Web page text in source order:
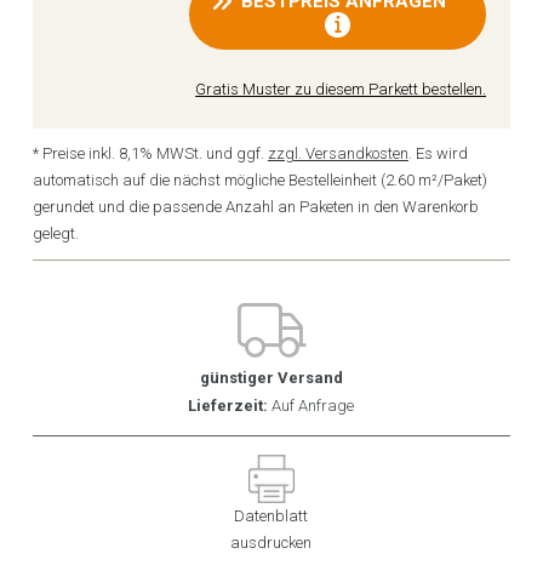
Gratis Muster zu diesem Parkett bestellen.
* Preise inkl. 8,1% MWSt. und ggf. zzgl. Versandkosten. Es wird
automatisch auf die nächst mögliche Bestelleinheit (2.60 m²/Paket)
gerundet und die passende Anzahl an Paketen in den Warenkorb
gelegt.
günstiger Versand
Lieferzeit: Auf Anfrage
Datenblatt
ausdrucken